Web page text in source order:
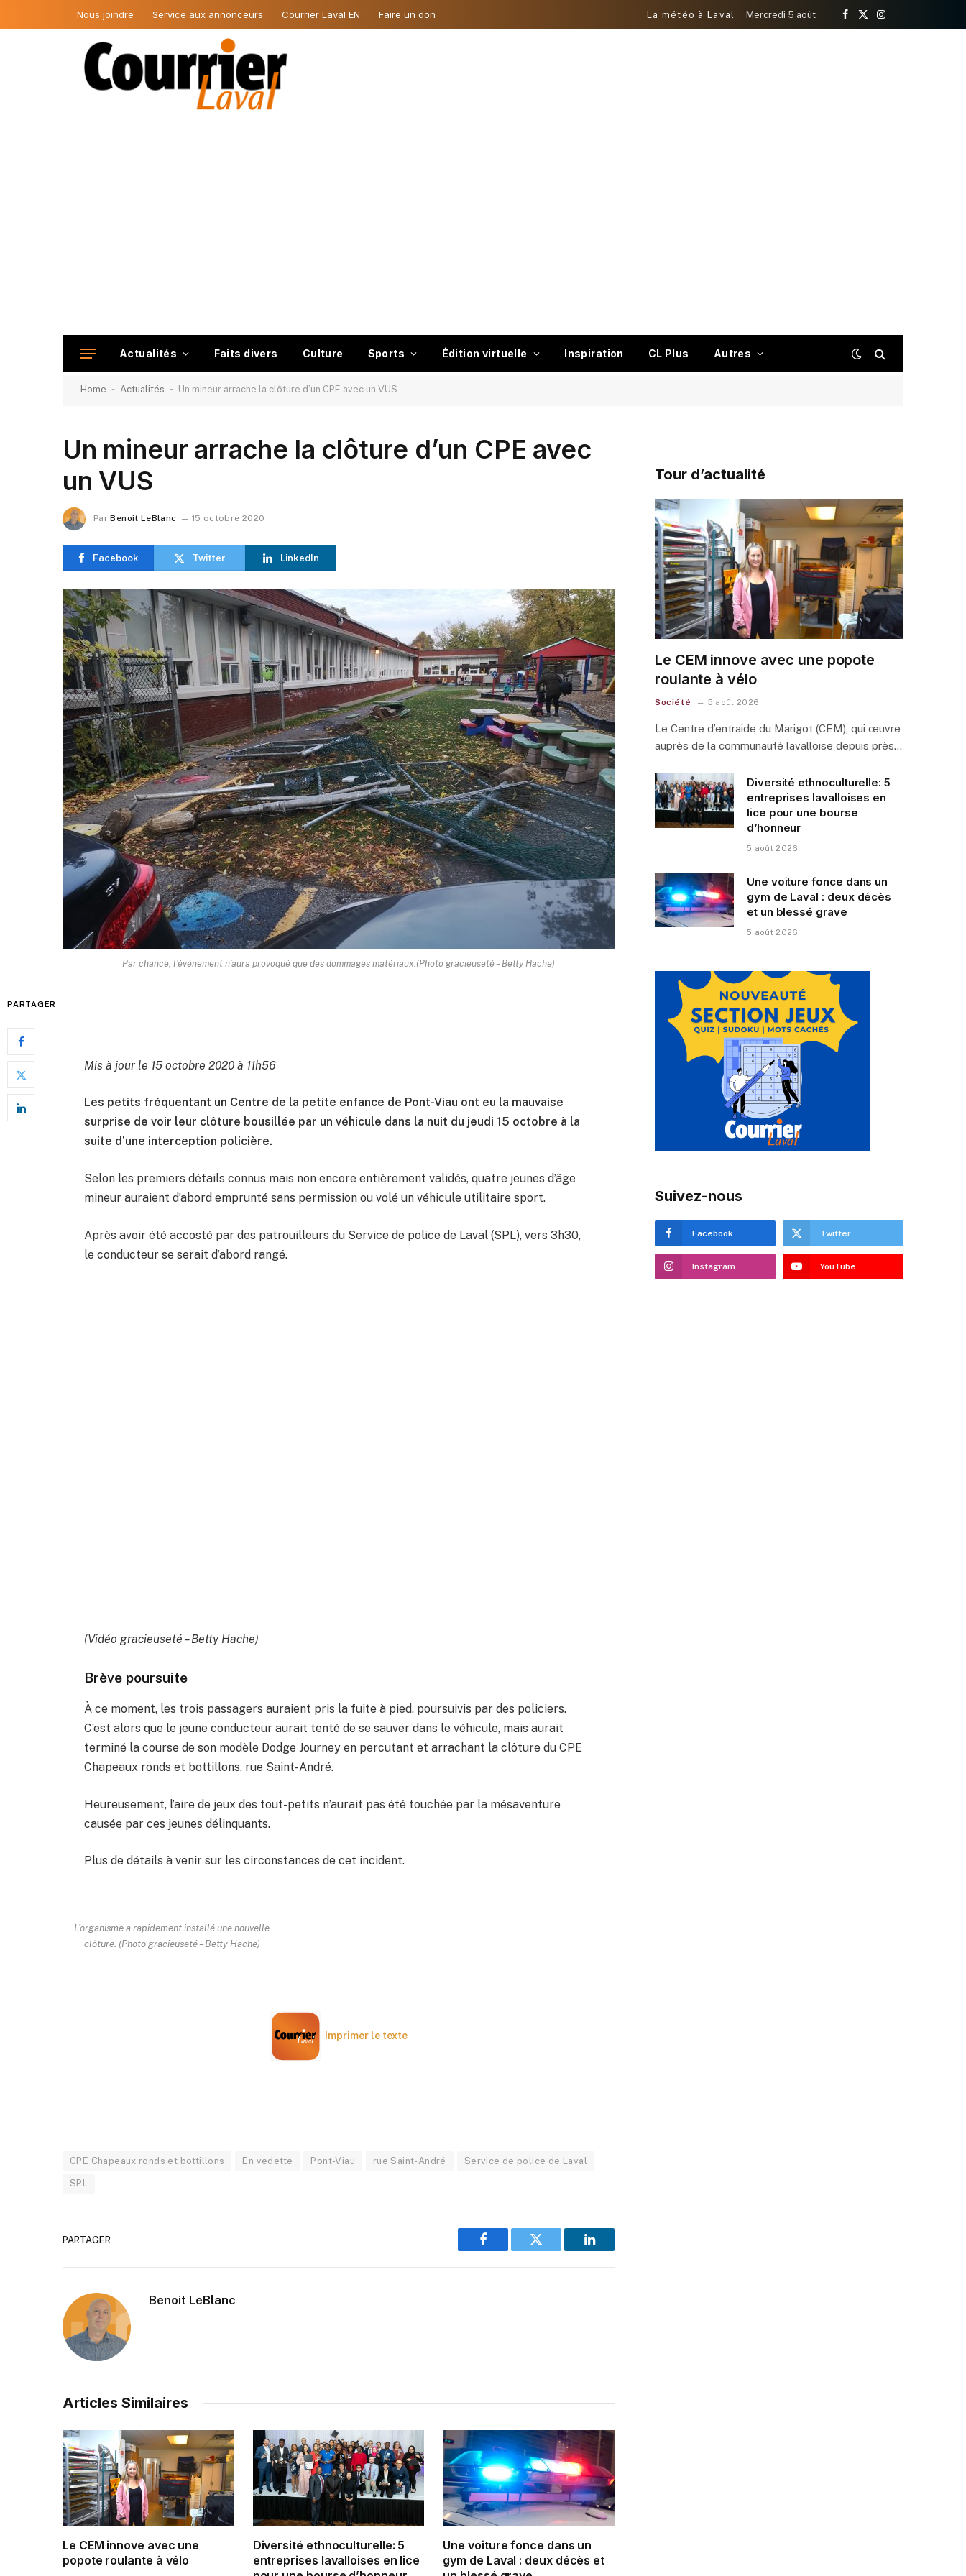
Nous joindre Service aux annonceurs Courrier Laval EN Faire un don La météo à Laval Mercredi 5 août
Facebook
X
Instagram
Actualités Faits divers Culture Sports Édition virtuelle Inspiration CL Plus Autres
Home - Actualités - Un mineur arrache la clôture d’un CPE avec un VUS
Un mineur arrache la clôture d’un CPE avec
un VUS
Par Benoit LeBlanc 15 octobre 2020
Facebook Twitter LinkedIn
Par chance, l’événement n’aura provoqué que des dommages matériaux.(Photo gracieuseté – Betty Hache)
PARTAGER
Mis à jour le 15 octobre 2020 à 11h56
Les petits fréquentant un Centre de la petite enfance de Pont-Viau ont eu la mauvaise
surprise de voir leur clôture bousillée par un véhicule dans la nuit du jeudi 15 octobre à la
suite d’une interception policière.
Selon les premiers détails connus mais non encore entièrement validés, quatre jeunes d’âge
mineur auraient d’abord emprunté sans permission ou volé un véhicule utilitaire sport.
Après avoir été accosté par des patrouilleurs du Service de police de Laval (SPL), vers 3h30,
le conducteur se serait d’abord rangé.
(Vidéo gracieuseté – Betty Hache)
Brève poursuite
À ce moment, les trois passagers auraient pris la fuite à pied, poursuivis par des policiers.
C’est alors que le jeune conducteur aurait tenté de se sauver dans le véhicule, mais aurait
terminé la course de son modèle Dodge Journey en percutant et arrachant la clôture du CPE
Chapeaux ronds et bottillons, rue Saint-André.
Heureusement, l’aire de jeux des tout-petits n’aurait pas été touchée par la mésaventure
causée par ces jeunes délinquants.
Plus de détails à venir sur les circonstances de cet incident.
L’organisme a rapidement installé une nouvelle
clôture. (Photo gracieuseté – Betty Hache)
Imprimer le texte
CPE Chapeaux ronds et bottillons En vedette Pont-Viau rue Saint-André Service de police de Laval
SPL
PARTAGER
Facebook Twitter LinkedIn
Benoit LeBlanc
Articles Similaires
Le CEM innove avec une
popote roulante à vélo
Diversité ethnoculturelle: 5
entreprises lavalloises en lice
Une voiture fonce dans un
gym de Laval : deux décès et
Tour d’actualité
Le CEM innove avec une popote
roulante à vélo
Société 5 août 2026
Le Centre d’entraide du Marigot (CEM), qui œuvre
auprès de la communauté lavalloise depuis près…
Diversité ethnoculturelle: 5
entreprises lavalloises en
lice pour une bourse
d’honneur
5 août 2026
Une voiture fonce dans un
gym de Laval : deux décès
et un blessé grave
5 août 2026
Suivez-nous
Facebook Twitter
Instagram YouTube